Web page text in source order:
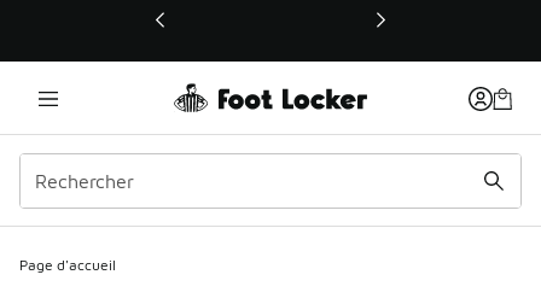
Ce lien ouvrira une nouvelle fenêtre
Page d'accueil